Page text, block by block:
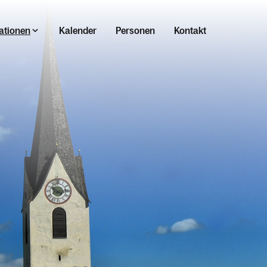
Kalender Personen Kontakt